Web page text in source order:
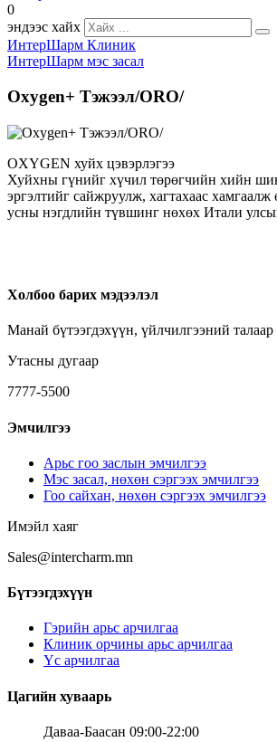
0
эндээс хайх
ИнтерШарм Клиник
Дусал эмчилгээ
Тариа, тарилга эмчилгээ
Лазер эмчилгээ
Нүүрний массаж
ELOS
Үсний үйлчилгээ
Эрэгтэй үс
ИнтерШарм мэс засал
Хагалгааны төрөл
Нүүр, хацрын мэс засал
Нүдний мэс засал, мэс ажилбар
Өөх соруулах мэс засал
Мэс ажилбарууд
Ботокс
Oxygen+ Тэжээл/ORO/
OXYGEN хуйх цэвэрлэгээ
Хуйхны гүнийг хүчил төрөгчийн хийн
эргэлтийг сайжруулж, хагтахаас
усны нэгдлийн түвшинг нөхөх Итали
Холбоо барих мэдээлэл
Манай бүтээгдэхүүн, үйлчилгээний
Утасны дугаар
7777-5500
Эмчилгээ
Арьс гоо заслын эмчилгээ
Мэс засал, нөхөн сэргээх эмчилгээ
Гоо сайхан, нөхөн сэргээх эмчилгээ
Имэйл хаяг
Sales@intercharm.mn
Бүтээгдэхүүн
Гэрийн арьс арчилгаа
Клиник орчины арьс арчилгаа
Үс арчилгаа
Цагийн хуваарь
Даваа-Баасан 09:00-22:00